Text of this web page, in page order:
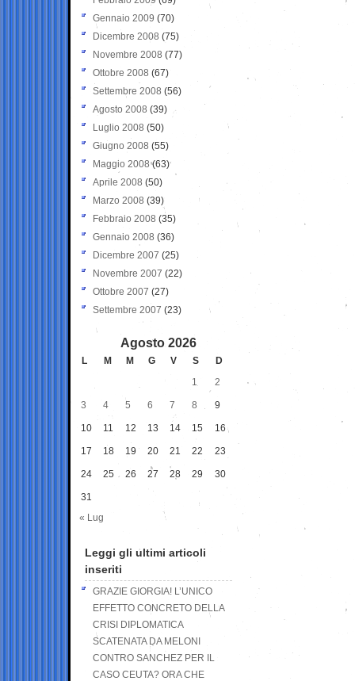
Gennaio 2009 (70)
Dicembre 2008 (75)
Novembre 2008 (77)
Ottobre 2008 (67)
Settembre 2008 (56)
Agosto 2008 (39)
Luglio 2008 (50)
Giugno 2008 (55)
Maggio 2008(63)
Aprile 2008 (50)
Marzo 2008 (39)
Febbraio 2008 (35)
Gennaio 2008 (36)
Dicembre 2007 (25)
Novembre 2007 (22)
Ottobre 2007 (27)
Settembre 2007 (23)
Agosto 2026
L M M G V S
D
1
2
3 4 5 6 7 8 9
10 11 12 13 14 15 16
17 18 19 20 21 22 23
24 25 26 27 28 29 30
31
« Lug
Leggi gli ultimi articoli
inseriti
GRAZIE GIORGIA! L’UNICO
EFFETTO CONCRETO DELLA
CRISI DIPLOMATICA
SCATENATA DA MELONI
CONTRO SANCHEZ PER IL
CASO CEUTA? ORA CHE